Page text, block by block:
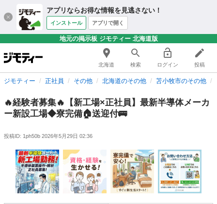
アプリならお得な情報を見逃さない！
インストール アプリで開く
地元の掲示板 ジモティー 北海道版
北海道 検索 ログイン 投稿
ジモティー 正社員 その他 北海道のその他 苫小牧市のその他
🔥経験者募集🔥【新工場×正社員】最新半導体メーカ
ー新設工場◆寮完備🏠送迎付🚌
投稿ID: 1ph50b 2026年5月29日 02:36